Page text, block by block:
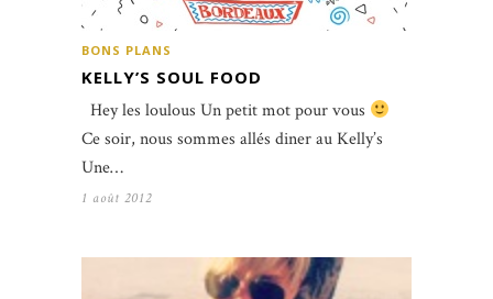
BONS PLANS
KELLY’S SOUL FOOD
Hey les loulous Un petit mot pour vous
Ce soir, nous sommes allés diner au Kelly’s
Une…
1 août 2012